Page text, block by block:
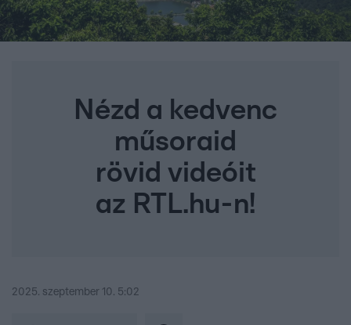
Nézd a kedvenc
műsoraid
rövid videóit
az RTL.hu-n!
2025. szeptember 10. 5:02